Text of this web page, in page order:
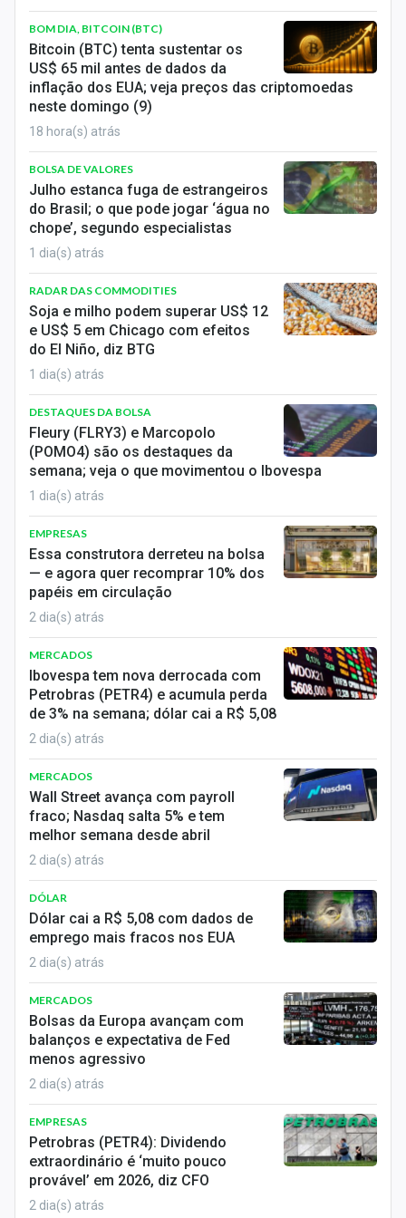
Empresas
Brasil
Política
Colunas
Especiais
Internacional
Marketing
Tecnologia
Conteúdo de Marca
Sobre
Expediente
Contato
BOM DIA, BITCOIN (BTC)
Bitcoin (BTC) tenta sustentar os
US$ 65 mil antes de dados da
inflação dos EUA; veja preços das criptomoedas
neste domingo (9)
18 hora(s) atrás
BOLSA DE VALORES
Julho estanca fuga de estrangeiros
do Brasil; o que pode jogar ‘água no
chope’, segundo especialistas
1 dia(s) atrás
RADAR DAS COMMODITIES
Soja e milho podem superar US$ 12
e US$ 5 em Chicago com efeitos
do El Niño, diz BTG
1 dia(s) atrás
DESTAQUES DA BOLSA
Fleury (FLRY3) e Marcopolo
(POMO4) são os destaques da
semana; veja o que movimentou o Ibovespa
1 dia(s) atrás
EMPRESAS
Essa construtora derreteu na bolsa
— e agora quer recomprar 10% dos
papéis em circulação
2 dia(s) atrás
MERCADOS
Ibovespa tem nova derrocada com
Petrobras (PETR4) e acumula perda
de 3% na semana; dólar cai a R$ 5,08
2 dia(s) atrás
MERCADOS
Wall Street avança com payroll
fraco; Nasdaq salta 5% e tem
melhor semana desde abril
2 dia(s) atrás
DÓLAR
Dólar cai a R$ 5,08 com dados de
emprego mais fracos nos EUA
2 dia(s) atrás
MERCADOS
Bolsas da Europa avançam com
balanços e expectativa de Fed
menos agressivo
2 dia(s) atrás
EMPRESAS
Petrobras (PETR4): Dividendo
extraordinário é ‘muito pouco
provável’ em 2026, diz CFO
2 dia(s) atrás